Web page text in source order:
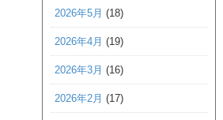
2026年5月 (18)
2026年4月 (19)
2026年3月 (16)
2026年2月 (17)